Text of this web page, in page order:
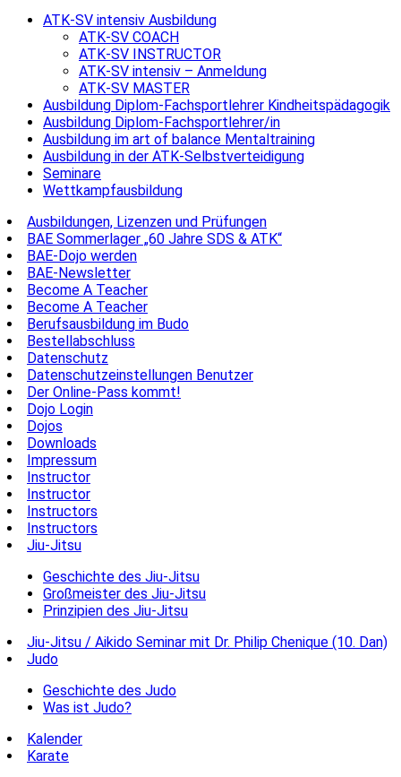
ATK-SV intensiv Ausbildung
ATK-SV COACH
ATK-SV INSTRUCTOR
ATK-SV intensiv – Anmeldung
ATK-SV MASTER
Ausbildung Diplom-Fachsportlehrer Kindheitspädagogik
Ausbildung Diplom-Fachsportlehrer/in
Ausbildung im art of balance Mentaltraining
Ausbildung in der ATK-Selbstverteidigung
Seminare
Wettkampfausbildung
Ausbildungen, Lizenzen und Prüfungen
BAE Sommerlager „60 Jahre SDS & ATK“
BAE-Dojo werden
BAE-Newsletter
Become A Teacher
Become A Teacher
Berufsausbildung im Budo
Bestellabschluss
Datenschutz
Datenschutzeinstellungen Benutzer
Der Online-Pass kommt!
Dojo Login
Dojos
Downloads
Impressum
Instructor
Instructor
Instructors
Instructors
Jiu-Jitsu
Geschichte des Jiu-Jitsu
Großmeister des Jiu-Jitsu
Prinzipien des Jiu-Jitsu
Jiu-Jitsu / Aikido Seminar mit Dr. Philip Chenique (10. Dan)
Judo
Geschichte des Judo
Was ist Judo?
Kalender
Karate